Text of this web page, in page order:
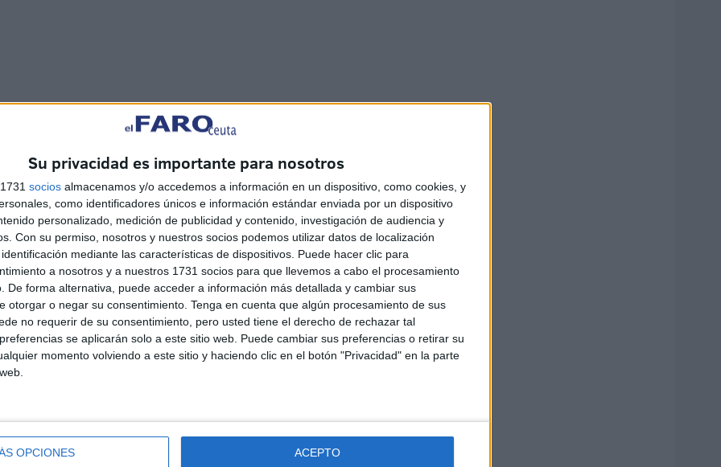
Su privacidad es importante para nosotros
socios almacenamos y/o accedemos a información en un dispositivo, como cookies, y
como identificadores únicos e información estándar enviada por un dispositivo
personalizado, medición de publicidad y contenido, investigación de audiencia y
Con su permiso, nosotros y nuestros socios podemos utilizar datos de localización
mediante las características de dispositivos. Puede hacer clic para
a nosotros y a nuestros 1731 socios para que llevemos a cabo el procesamiento
De forma alternativa, puede acceder a información más detallada y cambiar sus
otorgar o negar su consentimiento. Tenga en cuenta que algún procesamiento de sus
no requerir de su consentimiento, pero usted tiene el derecho de rechazar tal
se aplicarán solo a este sitio web. Puede cambiar sus preferencias o retirar su
momento volviendo a este sitio y haciendo clic en el botón "Privacidad" en la parte
OPCIONES ACEPTO
de quienes trabajamos en la sociedad caballa que
en una referencia en los eventos de ámbito
en nuestra edición impresaque se publica este
un regalo guardado que viene a testimoniar lo
en nuestra página web, siempre gusta guardar ese
bautizo con la pequeña Clara de protagonista. Un
de este periódico.
de África